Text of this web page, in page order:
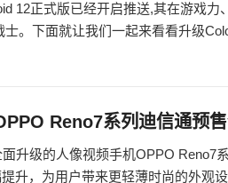
12正式版已经开启推送,其在游戏
。下面就让我们一起来看看升级
Reno7系列迪信通预
升级的人像视频手机OPPO Reno7
升，为用户带来更轻薄时尚的外观